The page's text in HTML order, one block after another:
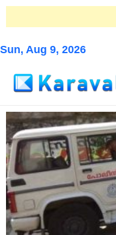
Sun, Aug 9, 2026